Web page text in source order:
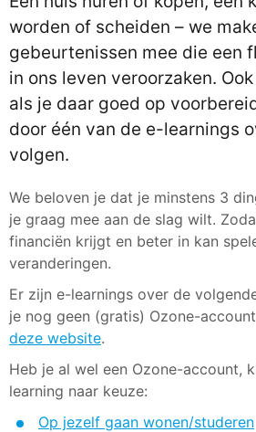
worden of scheiden – we
gebeurtenissen mee die een
in ons leven veroorzaken.
als je daar goed op
door één van de e-learnings
volgen.
We beloven je dat je minstens 3
je graag mee aan de slag wilt.
financiën krijgt en beter in kan
veranderingen.
Er zijn e-learnings over de
je nog geen (gratis) Ozone-
deze website.
Heb je al wel een Ozone-account,
learning naar keuze:
Op jezelf gaan wonen/studeren